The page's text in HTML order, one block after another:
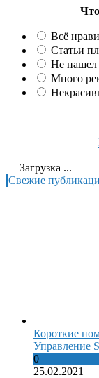
Всё
Статьи
Не нашел
Много
Загрузка ...
Свежие
Короткие
Управление
0
25.02.2021